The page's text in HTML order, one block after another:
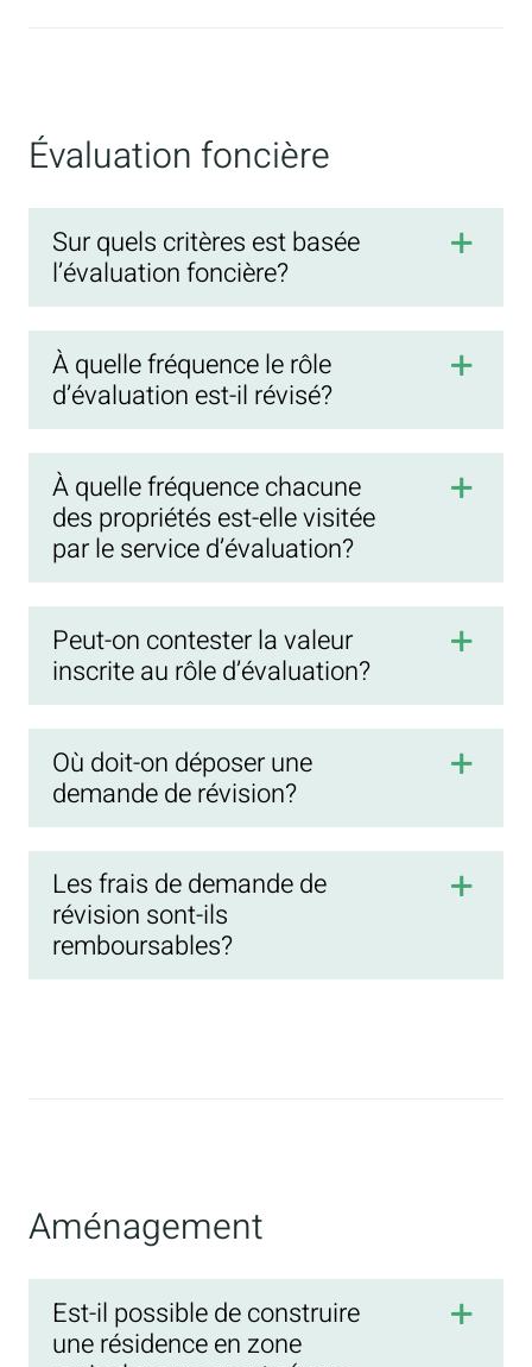
Évaluation foncière
Sur quels critères est basée
l’évaluation foncière?
À quelle fréquence le rôle
d’évaluation est-il révisé?
À quelle fréquence chacune
des propriétés est-elle visitée
par le service d’évaluation?
Peut-on contester la valeur
inscrite au rôle d’évaluation?
Où doit-on déposer une
demande de révision?
Les frais de demande de
révision sont-ils
remboursables?
Aménagement
Est-il possible de construire
une résidence en zone